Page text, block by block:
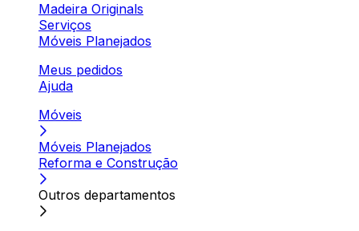
Madeira Originals
Serviços
Móveis Planejados
Meus pedidos
Ajuda
Móveis
Móveis Planejados
Reforma e Construção
Outros departamentos